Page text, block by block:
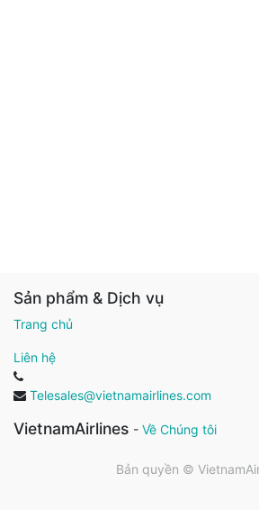
Sản phẩm & Dịch vụ
Trang chủ
Liên hệ
Telesales@vietnamairlines.com
VietnamAirlines - Về Chúng tôi
Bản quyền ©